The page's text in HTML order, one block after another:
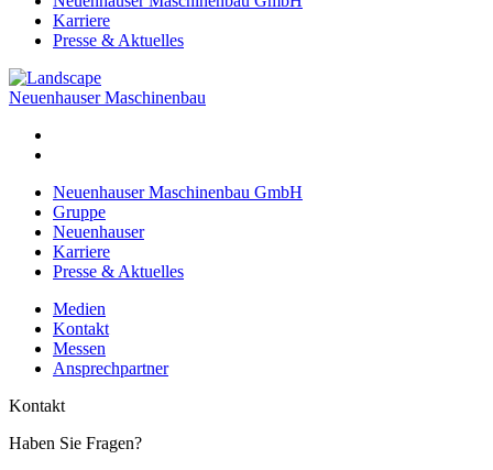
Karriere
Presse & Aktuelles
Neuenhauser Maschinenbau
Neuenhauser Maschinenbau GmbH
Gruppe
Neuenhauser
Karriere
Presse & Aktuelles
Medien
Kontakt
Messen
Ansprechpartner
Kontakt
Haben Sie Fragen?